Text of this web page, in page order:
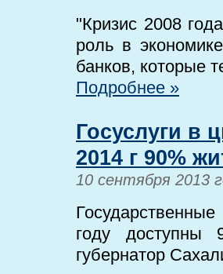
"Кризис 2008
роль в
банков, которые
Подробнее »
Госуслуги в
2014 г 90%
10 сентября 2013
году доступны
губернатор